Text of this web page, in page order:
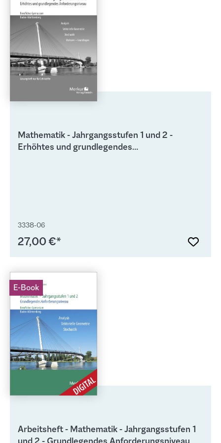
Rahmenrichtlinien angepasst.
Mathematik - Jahrgangsstufen 1 und 2 -
Erhöhtes und grundlegendes
3338-06
27,00 €*
E-Book
Arbeitsheft - Mathematik - Jahrgangsstufen 1